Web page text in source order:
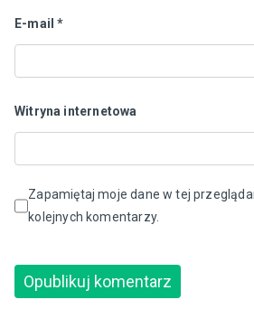
E-mail*
Witryna internetowa
Zapamiętaj moje dane w tej
kolejnych komentarzy.